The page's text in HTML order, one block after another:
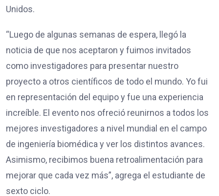
Unidos.
“Luego de algunas semanas de espera, llegó la
noticia de que nos aceptaron y fuimos invitados
como investigadores para presentar nuestro
proyecto a otros científicos de todo el mundo. Yo fui
en representación del equipo y fue una experiencia
increíble. El evento nos ofreció reunirnos a todos los
mejores investigadores a nivel mundial en el campo
de ingeniería biomédica y ver los distintos avances.
Asimismo, recibimos buena retroalimentación para
mejorar que cada vez más”, agrega el estudiante de
sexto ciclo.